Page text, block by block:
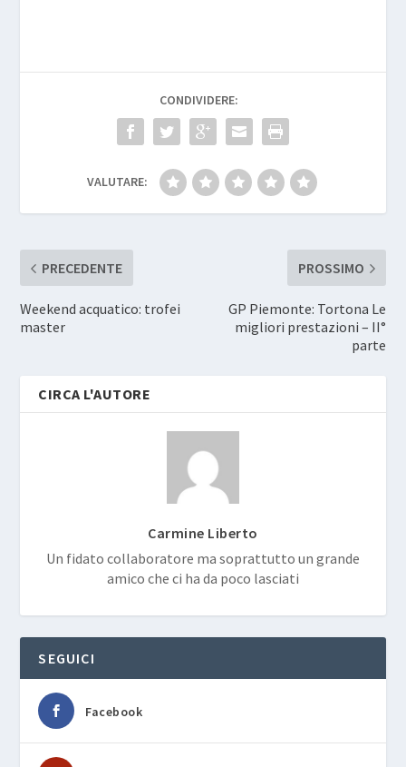
CONDIVIDERE:
VALUTARE:
PRECEDENTE
Weekend acquatico: trofei
master
PROSSIMO
GP Piemonte: Tortona Le
migliori prestazioni – II°
parte
CIRCA L'AUTORE
Carmine Liberto
Un fidato collaboratore ma soprattutto un grande
amico che ci ha da poco lasciati
SEGUICI
Facebook